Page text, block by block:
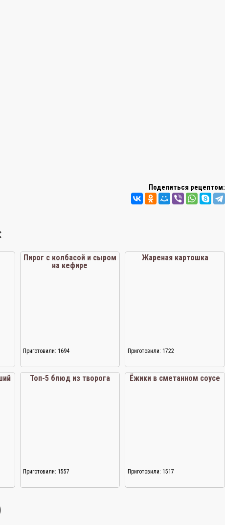
Поделиться рецептом:
Пирог с колбасой и сыром
на кефире
Приготовили: 1694
Жареная картошка
Приготовили: 1722
Топ-5 блюд из творога
Приготовили: 1557
Ёжики в сметанном соусе
Приготовили: 1517